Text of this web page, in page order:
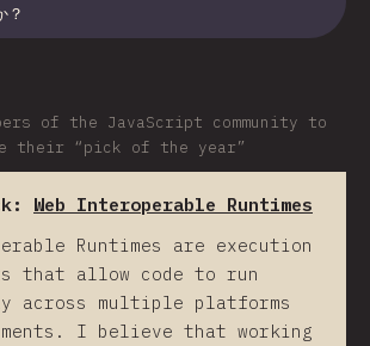
？
of the JavaScript community to
their “pick of the year”
Web Interoperable Runtimes
Runtimes are execution
that allow code to run
across multiple platforms
I believe that working